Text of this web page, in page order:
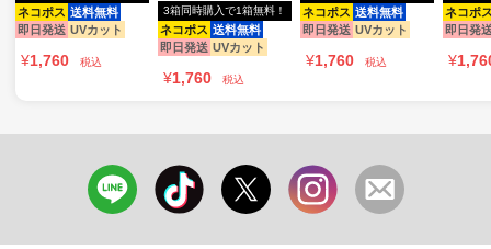
ネコポス 送料無料
即日発送 UVカット
¥1,760 税込
ネコポス 送料無料
即日発送 UVカット
3箱同時購入で1箱無料！
¥1,760 税込
ネコポス 送料無料
即日発送 UVカット
¥1,760 税込
ネコポ
即日発
¥